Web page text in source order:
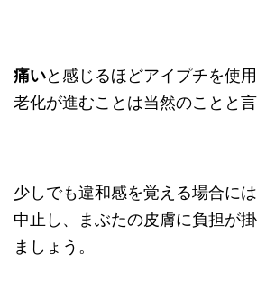
痛いと感じるほどアイプチを使
老化が進むことは当然のことと言
少しでも違和感を覚える場合に
中止し、まぶたの皮膚に負担が
ましょう。